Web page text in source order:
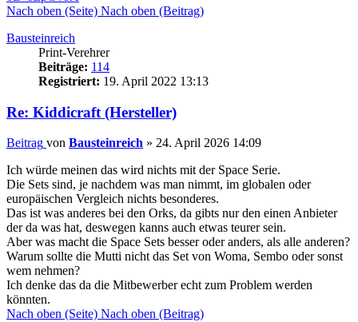
Nach oben (Seite) Nach oben (Beitrag)
Bausteinreich
Print-Verehrer
Beiträge: 114
Registriert: 19. April 2022 13:13
Re: Kiddicraft (Hersteller)
Beitrag von Bausteinreich » 24. April 2026 14:09
Ich würde meinen das wird nichts mit der Space Serie.
Die Sets sind, je nachdem was man nimmt, im globalen oder
europäischen Vergleich nichts besonderes.
Das ist was anderes bei den Orks, da gibts nur den einen Anbieter
der da was hat, deswegen kanns auch etwas teurer sein.
Aber was macht die Space Sets besser oder anders, als alle anderen?
Warum sollte die Mutti nicht das Set von Woma, Sembo oder sonst
wem nehmen?
Ich denke das da die Mitbewerber echt zum Problem werden
könnten.
Nach oben (Seite) Nach oben (Beitrag)